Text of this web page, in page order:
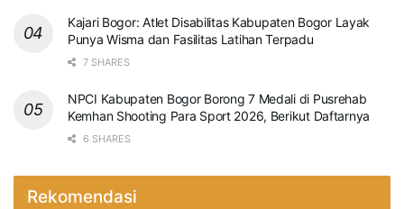
Kajari Bogor: Atlet Disabilitas Kabupaten Bogor Layak
Punya Wisma dan Fasilitas Latihan Terpadu
7 SHARES
NPCI Kabupaten Bogor Borong 7 Medali di Pusrehab
Kemhan Shooting Para Sport 2026, Berikut Daftarnya
6 SHARES
Rekomendasi